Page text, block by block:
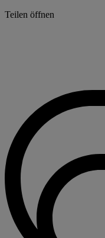
Teilen öffnen